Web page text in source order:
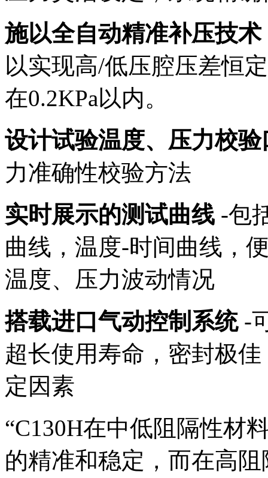
施以全自动精准补压技术
以实现高/低压腔压差恒
在0.2KPa以内。
设计试验温度、压力校验
力准确性校验方法
实时展示的测试曲线 -包
曲线，温度-时间曲线，
温度、压力波动情况
搭载进口气动控制系统-
超长使用寿命，密封极
定因素
“C130H在中低阻隔性材
的精准和稳定，而在高